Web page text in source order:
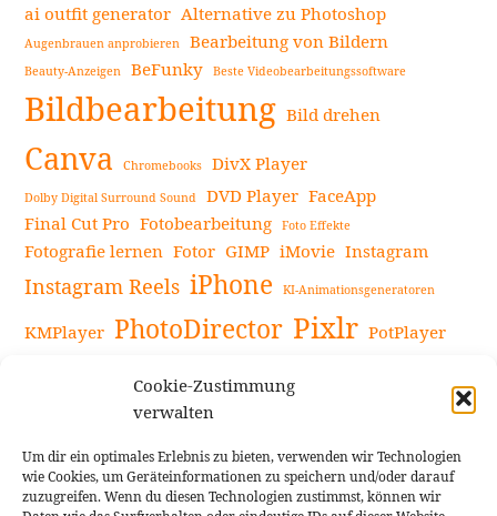
Cookie-Zustimmung
verwalten
Um dir ein optimales Erlebnis zu bieten, verwenden wir Technologien
wie Cookies, um Geräteinformationen zu speichern und/oder darauf
zuzugreifen. Wenn du diesen Technologien zustimmst, können wir
ai outfit generator Alternative zu Photoshop
Augenbrauen anprobieren Bearbeitung von Bildern
Beauty-Anzeigen BeFunky Beste Videobearbeitungssoftware
Bildbearbeitung Bild drehen
Canva Chromebooks DivX Player
Dolby Digital Surround Sound DVD Player FaceApp
Final Cut Pro Fotobearbeitung Foto Effekte
Fotografie lernen Fotor GIMP iMovie Instagram
Instagram Reels iPhone KI-Animationsgeneratoren
KMPlayer PhotoDirector Pixlr PotPlayer
Snapseed
Videoaufnahmen Tipps Videobearbeitung
Videoeffekte Vlogit YouTube-Kanal YouTube-Videos